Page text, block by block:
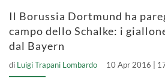
Il Borussia Dortmund ha
campo dello Schalke: i
dal Bayern
di Luigi Trapani Lombardo 10 Apr 2016 |